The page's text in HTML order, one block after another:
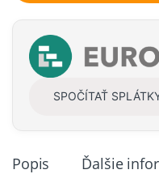
y
SPOČÍTAŤ
Popis Ďalšie